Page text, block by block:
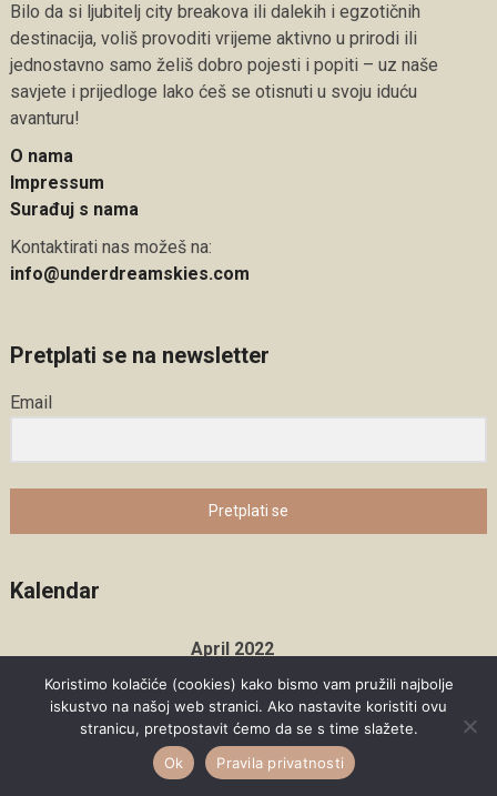
Bilo da si ljubitelj city breakova ili dalekih i egzotičnih
destinacija, voliš provoditi vrijeme aktivno u prirodi ili
jednostavno samo želiš dobro pojesti i popiti – uz naše
savjete i prijedloge lako ćeš se otisnuti u svoju iduću
avanturu!
O nama
Impressum
Surađuj s nama
Kontaktirati nas možeš na:
info@underdreamskies.com
Pretplati se na newsletter
Email
Pretplati se
Kalendar
April 2022
T W T F S S
1 2 3
8 9 10
Koristimo kolačiće (cookies) kako bismo vam pružili najbolje
iskustvo na našoj web stranici. Ako nastavite koristiti ovu
stranicu, pretpostavit ćemo da se s time slažete.
Ok
Pravila privatnosti